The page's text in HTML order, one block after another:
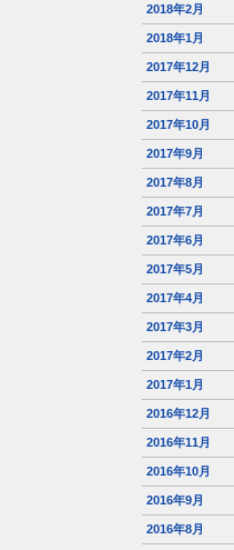
2018年2月
2018年1月
2017年12月
2017年11月
2017年10月
2017年9月
2017年8月
2017年7月
2017年6月
2017年5月
2017年4月
2017年3月
2017年2月
2017年1月
2016年12月
2016年11月
2016年10月
2016年9月
2016年8月